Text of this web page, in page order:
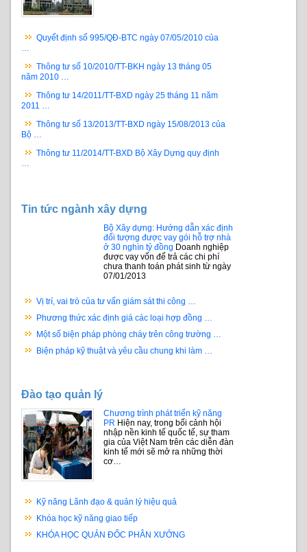
Quyết định số 995/QĐ-BTC ngày 07/05/2010 của
…
Thông tư số 10/2010/TT-BKH ngày 13 tháng 05
năm 2010 …
Thông tư 14/2011/TT-BXD ngày 25 tháng 11 năm
2011 …
Thông tư số 13/2013/TT-BXD ngày 15/08/2013 của
Bộ …
Thông tư 11/2014/TT-BXD Bộ Xây Dựng quy định
…
Tin tức ngành xây dựng
Bộ Xây dựng: Hướng dẫn xác định
đối tượng được vay gói hỗ trợ nhà
ở 30 nghìn tỷ đồng Doanh nghiệp
được vay vốn để trả các chi phí
chưa thanh toán phát sinh từ ngày
07/01/2013
Vị trí, vai trò của tư vấn giám sát thi công …
Phương thức xác định giá các loại hợp đồng …
Một số biện pháp phòng cháy trên công trường …
Biện pháp kỹ thuật và yêu cầu chung khi làm …
Đào tạo quản lý
Chương trình phát triển kỹ năng
PR Hiện nay, trong bối cảnh hội
nhập nền kinh tế quốc tế, sự tham
gia của Việt Nam trên các diễn đàn
kinh tế mới sẽ mở ra những thời
cơ…
Kỹ năng Lãnh đạo & quản lý hiệu quả
Khóa học kỹ năng giao tiếp
KHÓA HỌC QUẢN ĐỐC PHÂN XƯỞNG